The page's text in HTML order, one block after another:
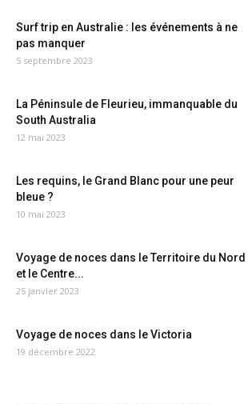
Surf trip en Australie : les événements à ne
pas manquer
5 septembre 2023
La Péninsule de Fleurieu, immanquable du
South Australia
12 mai 2023
Les requins, le Grand Blanc pour une peur
bleue ?
10 mai 2023
Voyage de noces dans le Territoire du Nord
et le Centre...
25 janvier 2023
Voyage de noces dans le Victoria
19 décembre 2022